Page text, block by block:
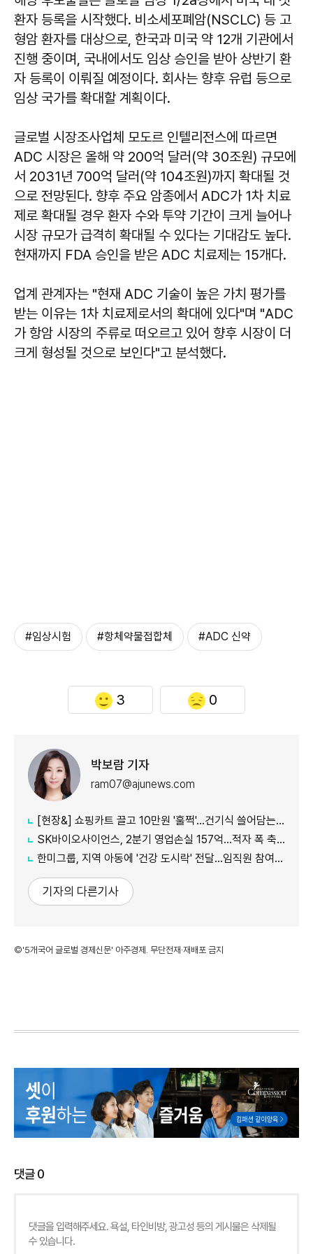
환자 등록을 시작했다. 비소세포폐암(NSCLC) 등 고
형암 환자를 대상으로, 한국과 미국 약 12개 기관에서
진행 중이며, 국내에서도 임상 승인을 받아 상반기 환
자 등록이 이뤄질 예정이다. 회사는 향후 유럽 등으로
임상 국가를 확대할 계획이다.
글로벌 시장조사업체 모도르 인텔리전스에 따르면
ADC 시장은 올해 약 200억 달러(약 30조원) 규모에
서 2031년 700억 달러(약 104조원)까지 확대될 것
으로 전망된다. 향후 주요 암종에서 ADC가 1차 치료
제로 확대될 경우 환자 수와 투약 기간이 크게 늘어나
시장 규모가 급격히 확대될 수 있다는 기대감도 높다.
현재까지 FDA 승인을 받은 ADC 치료제는 15개다.
업계 관계자는 "현재 ADC 기술이 높은 가치 평가를
받는 이유는 1차 치료제로서의 확대에 있다"며 "ADC
가 항암 시장의 주류로 떠오르고 있어 향후 시장이 더
크게 형성될 것으로 보인다"고 분석했다.
#임상시험 #항체약물접합체 #ADC 신약
3 0
박보람 기자
ram07@ajunews.com
[현장&] 쇼핑카트 끌고 10만원 '훌쩍'…건기식 쓸어담는 '약들의 천국'
SK바이오사이언스, 2분기 영업손실 157억…적자 폭 축소, IDT 실적 개선 영향
한미그룹, 지역 아동에 '건강 도시락' 전달…임직원 참여 나눔 실천
기자의 다른기사
©'5개국어 글로벌 경제신문' 아주경제. 무단전재·재배포 금지
댓글0